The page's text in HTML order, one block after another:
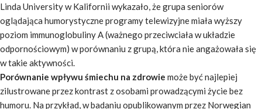
Linda University w Kalifornii wykazało, że grupa seniorów
oglądająca humorystyczne programy telewizyjne miała wyższy
poziom immunoglobuliny A (ważnego przeciwciała w układzie
odpornościowym) w porównaniu z grupą, która nie angażowała się
w takie aktywności.
Porównanie wpływu śmiechu na zdrowie może być najlepiej
zilustrowane przez kontrast z osobami prowadzącymi życie bez
humoru. Na przykład, w badaniu opublikowanym przez Norwegian